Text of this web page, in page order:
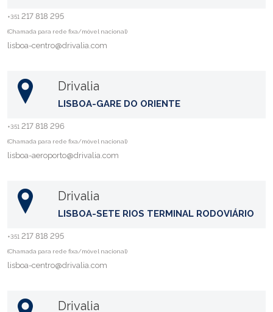
+351 217 818 295
(Chamada para rede fixa/móvel nacional)
lisboa-centro@drivalia.com
Drivalia
LISBOA-GARE DO ORIENTE
+351 217 818 296
(Chamada para rede fixa/móvel nacional)
lisboa-aeroporto@drivalia.com
Drivalia
LISBOA-SETE RIOS TERMINAL RODOVIÁRIO
+351 217 818 295
(Chamada para rede fixa/móvel nacional)
lisboa-centro@drivalia.com
Drivalia